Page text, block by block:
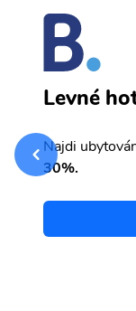
Levné
Najdi
30%.